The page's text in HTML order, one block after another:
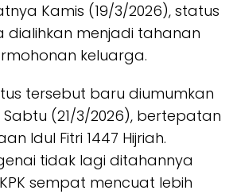
Kamis (19/3/2026), status
dialihkan menjadi tahanan
keluarga.
tersebut baru diumumkan
(21/3/2026), bertepatan
Idul Fitri 1447 Hijriah.
tidak lagi ditahannya
sempat mencuat lebih